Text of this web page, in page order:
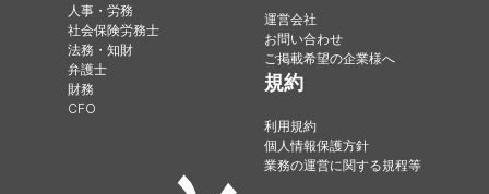
人事・労務
社会保険労務士
法務・知財
弁護士
財務
CFO
運営会社
お問い合わせ
ご掲載希望の企業様へ
規約
利用規約
個人情報保護方針
業務の運営に関する規程等